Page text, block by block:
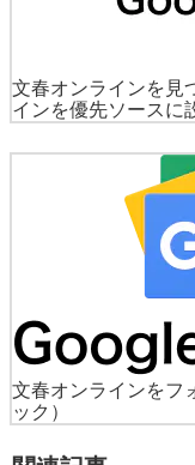
文春オンラインを見
インを優先ソースに
文春オンラインをフ
ック）